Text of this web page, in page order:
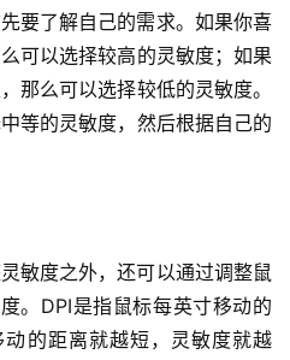
要了解自己的需求。如果你喜
可以选择较高的灵敏度；如果
那么可以选择较低的灵敏度。
等的灵敏度，然后根据自己的
敏度之外，还可以通过调整鼠
。DPI是指鼠标每英寸移动的
的距离就越短，灵敏度就越